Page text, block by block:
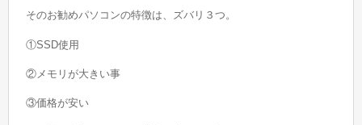
そのお勧めパソコンの特徴は、ズバリ３つ。
①SSD使用
②メモリが大きい事
③価格が安い